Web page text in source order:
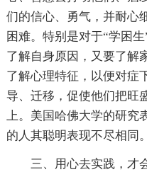
们的信心、勇气，并耐心
困难。特别是对于“学困
了解自身原因，又要了解
了解心理特征，以便对症
导、迁移，促使他们把旺
上。美国哈佛大学的研究
的人其聪明表现不尽相同。
三、用心去实践，才